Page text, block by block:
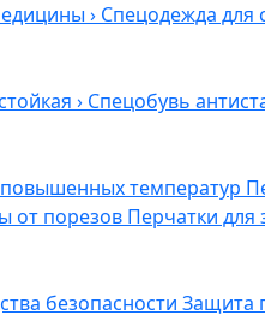
› Спецодежда для
› Спецобувь
температур
от порезов Перчатки для
безопасности Защита